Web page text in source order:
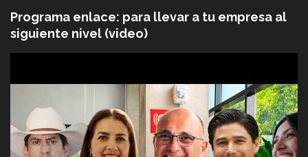
Programa enlace: para llevar a tu empresa al
siguiente nivel (video)